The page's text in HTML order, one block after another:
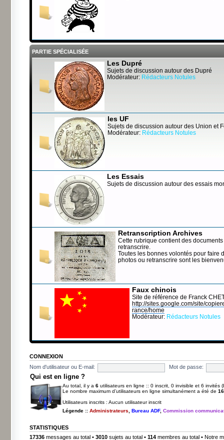
PARTIE SPÉCIALISÉE
Les Dupré
Sujets de discussion autour des Dupré
Modérateur: Rédacteurs Notules
les UF
Sujets de discussion autour des Union et
Modérateur: Rédacteurs Notules
Les Essais
Sujets de discussion autour des essais
Retranscription Archives
Cette rubrique contient des
retranscrire.
Toutes les bonnes volontés pour faire
photos ou retranscrire sont les
Faux chinois
Site de référence de Franck
http://sites.google.com/site/
rance/home
Modérateur: Rédacteurs Notules
CONNEXION
Nom d'utilisateur ou E-mail:
Mot de passe:
Qui est en ligne ?
Au total, il y a 6 utilisateurs en ligne :: 0 inscrit, 0 invisible et 6 invités
Le nombre maximum d’utilisateurs en ligne simultanément a été de
Utilisateurs inscrits : Aucun utilisateur inscrit
Légende :: Administrateurs Bureau ADF, Commission
STATISTIQUES
17336 messages au total • 3010 sujets au total • 114 membres au total • Notre